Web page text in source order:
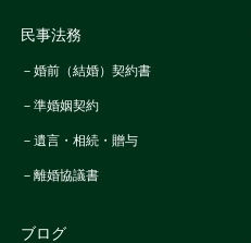
民事法務
－婚前（結婚）契約書
－準婚姻契約
－遺言・相続・贈与
－離婚協議書
ブログ